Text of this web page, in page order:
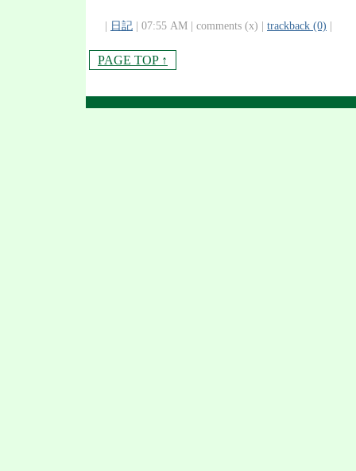
| 日記 | 07:55 AM | comments (x) | trackback (0) |
PAGE TOP ↑